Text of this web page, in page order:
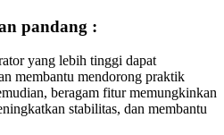
pandang :
yang lebih tinggi dapat
membantu mendorong praktik
beragam fitur memungkinkan
stabilitas, dan membantu